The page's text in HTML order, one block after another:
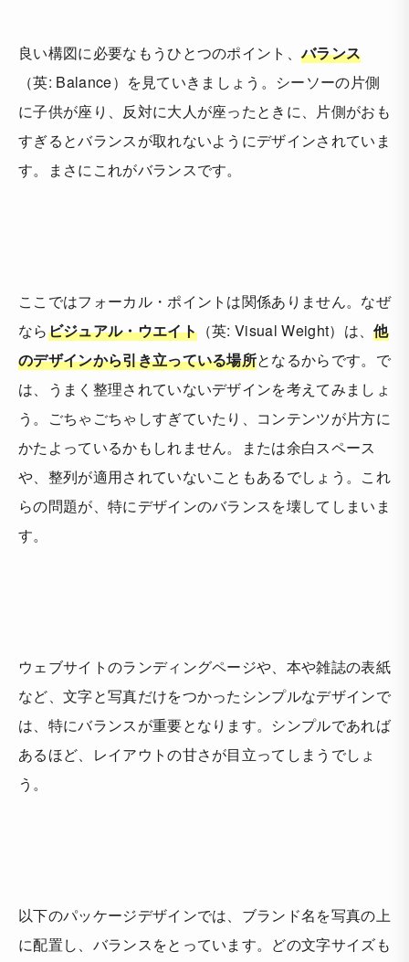
良い構図に必要なもうひとつのポイント、バランス
（英: Balance）を見ていきましょう。シーソーの片側
に子供が座り、反対に大人が座ったときに、片側がおも
すぎるとバランスが取れないようにデザインされていま
す。まさにこれがバランスです。
ここではフォーカル・ポイントは関係ありません。なぜ
ならビジュアル・ウエイト（英: Visual Weight）は、他
のデザインから引き立っている場所となるからです。で
は、うまく整理されていないデザインを考えてみましょ
う。ごちゃごちゃしすぎていたり、コンテンツが片方に
かたよっているかもしれません。または余白スペース
や、整列が適用されていないこともあるでしょう。これ
らの問題が、特にデザインのバランスを壊してしまいま
す。
ウェブサイトのランディングページや、本や雑誌の表紙
など、文字と写真だけをつかったシンプルなデザインで
は、特にバランスが重要となります。シンプルであれば
あるほど、レイアウトの甘さが目立ってしまうでしょ
う。
以下のパッケージデザインでは、ブランド名を写真の上
に配置し、バランスをとっています。どの文字サイズも